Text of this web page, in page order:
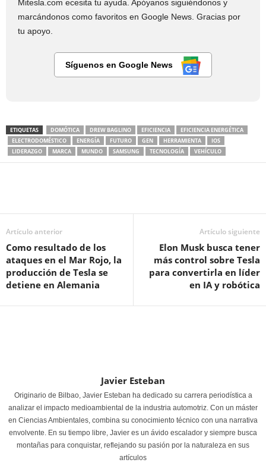
Mitesla.com ecesita tu ayuda. Apóyanos siguiéndonos y
marcándonos como favoritos en Google News. Gracias por
tu apoyo.
Síguenos en Google News
ETIQUETAS DOMÓTICA DREW BAGLINO EFICIENCIA
EFICIENCIA ENERGÉTICA
ELECTRODOMÉSTICO
ENERGÍA FUTURO GEN HERRAMIENTA
IOS
LIDERAZGO
MARCA MUNDO SAMSUNG TECNOLOGÍA VEHÍCULO
Artículo anterior
Como resultado de los
ataques en el Mar Rojo, la
producción de Tesla se
detiene en Alemania
Artículo siguiente
Elon Musk busca tener
más control sobre Tesla
para convertirla en líder
en IA y robótica
Javier Esteban
Originario de Bilbao, Javier Esteban ha dedicado su carrera periodística a
analizar el impacto medioambiental de la industria automotriz. Con un máster
en Ciencias Ambientales, combina su conocimiento técnico con una narrativa
envolvente. En su tiempo libre, Javier es un ávido escalador y siempre busca
montañas para conquistar, reflejando su pasión por la naturaleza en sus
artículos